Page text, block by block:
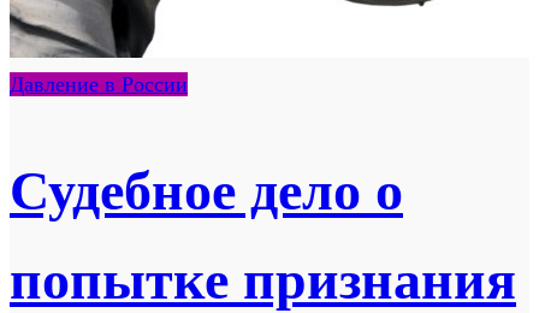
Давление в России
Судебное дело о
попытке признания